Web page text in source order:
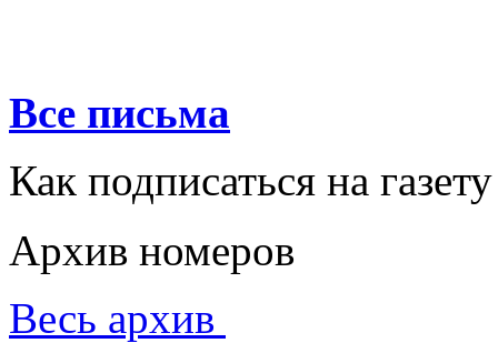
Все письма
Как подписаться на газету
Архив номеров
Весь архив